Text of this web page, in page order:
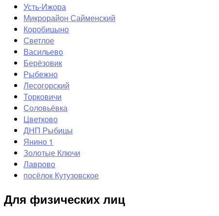
Усть-Ижора
Микрорайон Сайменский
Коробицыно
Светлое
Васильево
Берёзовик
Рыбежно
Лесогорский
Торковичи
Соловьёвка
Цветково
ДНП Рыбицы
Янино 1
Золотые Ключи
Лаврово
посёлок Кутузовское
Для физических лиц